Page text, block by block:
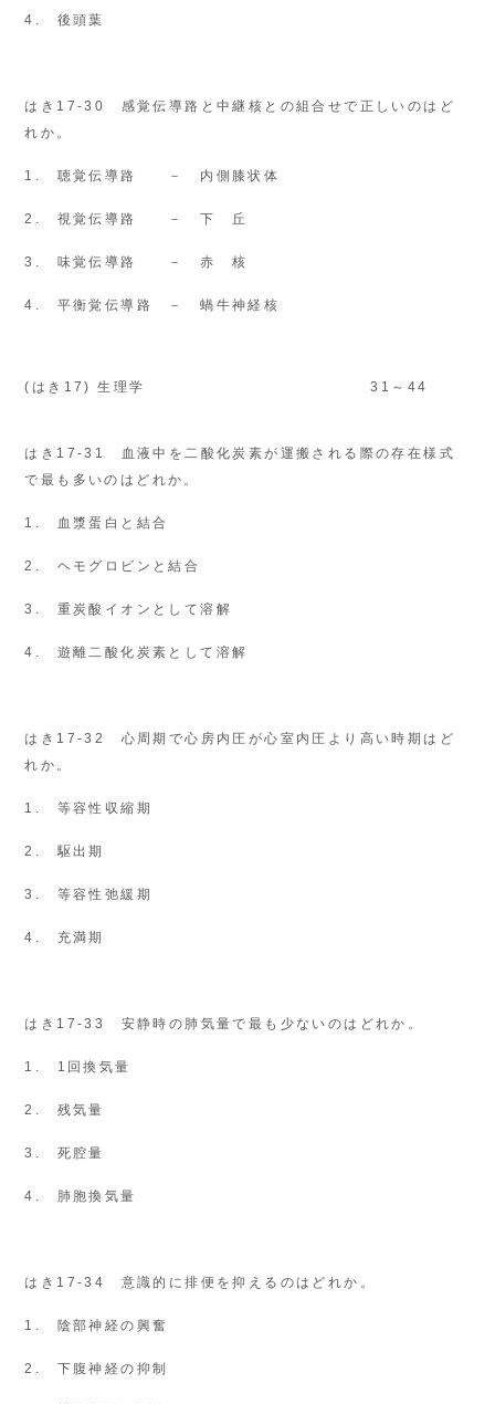
4. 後頭葉
はき17-30 感覚伝導路と中継核との組合せで正しいのはど
れか。
1. 聴覚伝導路 － 内側膝状体
2. 視覚伝導路 － 下 丘
3. 味覚伝導路 － 赤 核
4. 平衡覚伝導路 － 蝸牛神経核
(はき17) 生理学 31～44
はき17-31 血液中を二酸化炭素が運搬される際の存在様式
で最も多いのはどれか。
1. 血漿蛋白と結合
2. ヘモグロビンと結合
3. 重炭酸イオンとして溶解
4. 遊離二酸化炭素として溶解
はき17-32 心周期で心房内圧が心室内圧より高い時期はど
れか。
1. 等容性収縮期
2. 駆出期
3. 等容性弛緩期
4. 充満期
はき17-33 安静時の肺気量で最も少ないのはどれか。
1. 1回換気量
2. 残気量
3. 死腔量
4. 肺胞換気量
はき17-34 意識的に排便を抑えるのはどれか。
1. 陰部神経の興奮
2. 下腹神経の抑制